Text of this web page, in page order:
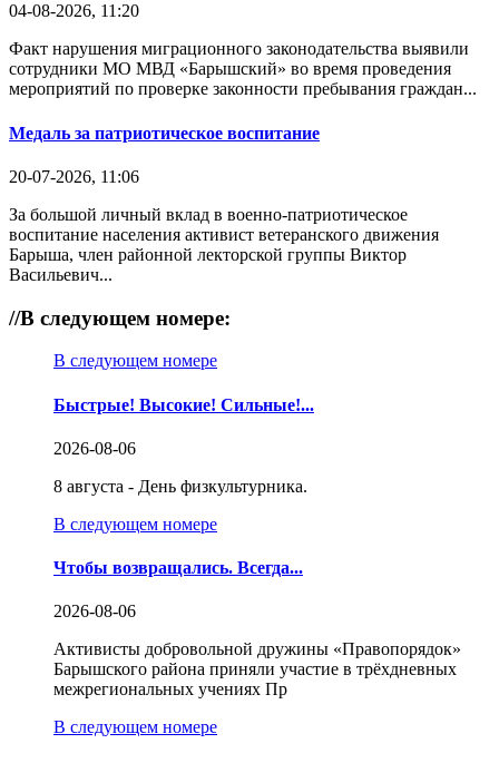
04-08-2026, 11:20
Факт нарушения миграционного законодательства выявили
сотрудники МО МВД «Барышский» во время проведения
мероприятий по проверке законности пребывания граждан...
Медаль за патриотическое воспитание
20-07-2026, 11:06
За большой личный вклад в военно-патриотическое
воспитание населения активист ветеранского движения
Барыша, член районной лекторской группы Виктор
Васильевич...
//В следующем номере:
В следующем номере
Быстрые! Высокие! Сильные!...
2026-08-06
8 августа - День физкультурника.
В следующем номере
Чтобы возвращались. Всегда...
2026-08-06
Активисты добровольной дружины «Правопорядок»
Барышского района приняли участие в трёхдневных
межрегиональных учениях Пр
В следующем номере